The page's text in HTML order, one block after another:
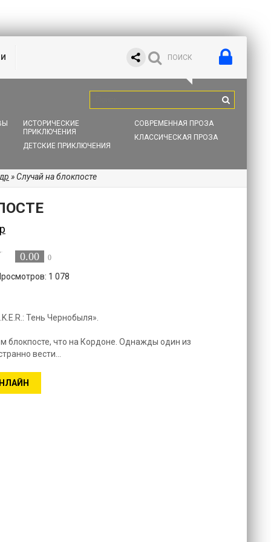
ИСТОРИЧЕСКИЕ
ПРИКЛЮЧЕНИЯ
ДЕТСКИЕ ПРИКЛЮЧЕНИЯ
СОВРЕМЕННАЯ ПРОЗА
КЛАССИЧЕСКАЯ ПРОЗА
» Случай на блокпосте
0.00 0
1 078
Тень Чернобыля».
блокпосте, что на Кордоне. Однажды один из
вести…